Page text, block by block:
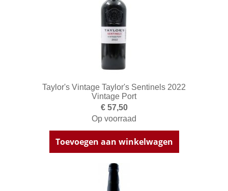
Taylor's Vintage Taylor's Sentinels 2022
Vintage Port
€ 57,50
Op voorraad
Toevoegen aan winkelwagen